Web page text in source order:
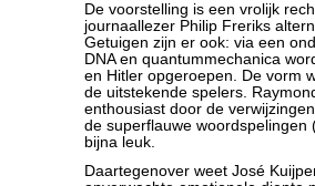
De voorstelling is een vrolijk
journaallezer Philip Freriks
Getuigen zijn er ook: via een
DNA en quantummechanica
en Hitler opgeroepen. De vorm
de uitstekende spelers.
enthousiast door de
de superflauwe woordspelingen
bijna leuk.
Daartegenover weet José